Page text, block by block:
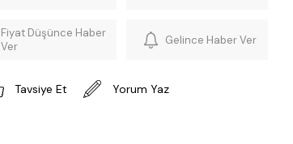
Fiyat Düşünce Haber
Ver
Gelince Haber Ver
Tavsiye Et Yorum Yaz